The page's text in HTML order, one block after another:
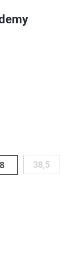
38 38,538,5